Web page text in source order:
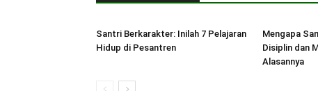
Santri Berkarakter: Inilah 7 Pelajaran
Hidup di Pesantren
Mengapa
Disiplin dan
Alasannya